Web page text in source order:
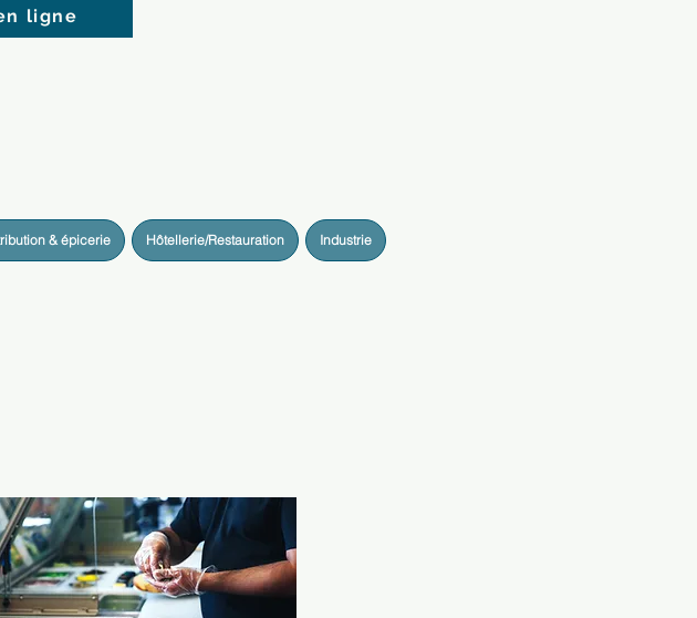
ligne
& épicerie Hôtellerie/Restauration Industrie